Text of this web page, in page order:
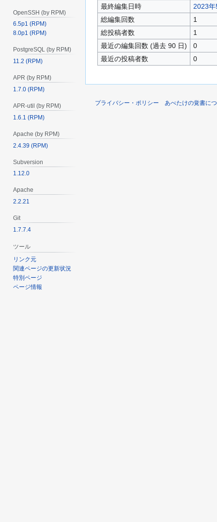
最終編集日時
2023
総編集回数
1
総投稿者数
1
最近の編集回数 (過去 90 日)
0
最近の投稿者数
0
OpenSSH (by RPM)
6.5p1 (RPM)
8.0p1 (RPM)
PostgreSQL (by RPM)
11.2 (RPM)
APR (by RPM)
1.7.0 (RPM)
APR-util (by RPM)
1.6.1 (RPM)
Apache (by RPM)
2.4.39 (RPM)
Subversion
1.12.0
Apache
2.2.21
Git
1.7.7.4
ツール
リンク元
関連ページの更新状況
特別ページ
ページ情報
プライバシー・ポリシー あべたけの覚書に